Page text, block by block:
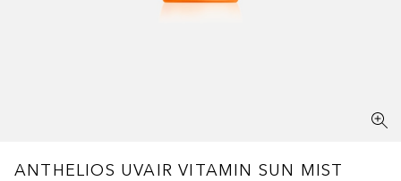
ANTHELIOS UVAIR VITAMIN SUN MIST